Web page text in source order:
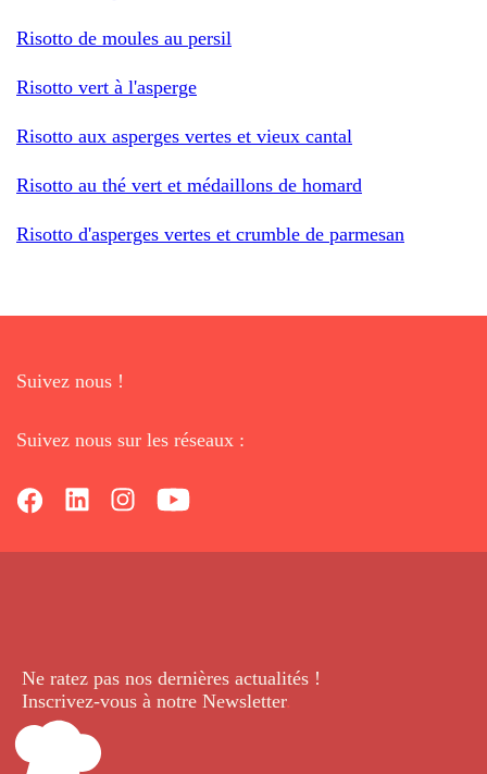
Risotto de moules au persil
Risotto vert à l'asperge
Risotto aux asperges vertes et vieux cantal
Risotto au thé vert et médaillons de homard
Risotto d'asperges vertes et crumble de parmesan
Suivez nous !
Suivez nous sur les réseaux :
Ne ratez pas nos dernières actualités !
Inscrivez-vous à notre Newsletter.